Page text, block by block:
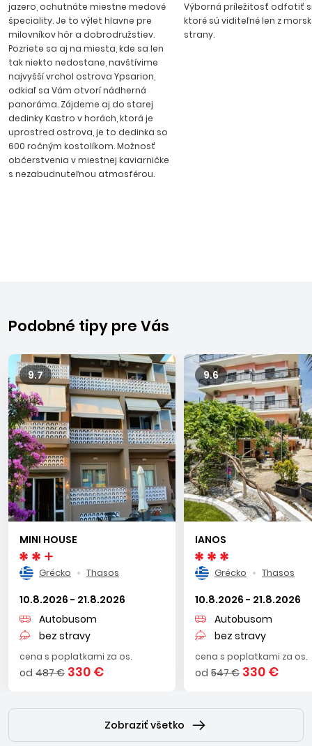
kaviarní, obchodíkov so suvenírmi priamo na plážovej
promenáde. V stredisku nájdeme tiež zlatníctvo,
kaderníctvo, fotoslužbu, požičovne áut a motoriek. Pláž
piesočnatá, v okolí strediska je množstvo ďalších krásnych
pláží, Alexandra Beach, San Antonio Beach, nádherná Notos
Beach.
jazero, ochutnáte miestne medové
špeciality. Je to výlet hlavne pre
milovníkov hôr a dobrodružstiev.
Pozriete sa aj na miesta, kde sa len
tak niekto nedostane, navštívime
najvyšší vrchol ostrova Ypsarion,
odkiaľ sa Vám otvorí nádherná
panoráma. Zájdeme aj do starej
dedinky Kastro v horách, ktorá je
uprostred ostrova, je to dedinka so
600 ročným kostolíkom. Možnosť
občerstvenia v miestnej kaviarničke
s nezabudnuteľnou atmosférou.
Výborná príležitosť odfotiť
ktoré sú viditeľné len z
strany.
Podobné tipy pre Vás
9.7
MINI HOUSE
Grécko Thasos
10.8.2026 - 21.8.2026
Autobusom
bez stravy
cena s poplatkami za os.
od 487 € 330 €
9.6
IANOS
Grécko Thasos
10.8.2026 - 21.8.2026
Autobusom
bez stravy
cena s poplatkami za os.
od 547 € 330 €
Zobraziť všetko